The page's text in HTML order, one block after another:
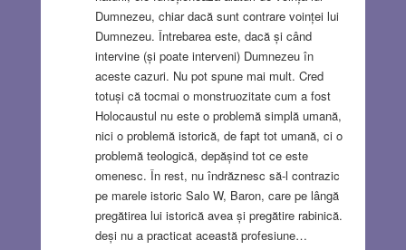
Dumnezeu, chiar dacă sunt contrare voinței lui
Dumnezeu. Întrebarea este, dacă și când
intervine (și poate interveni) Dumnezeu în
aceste cazuri. Nu pot spune mai mult. Cred
totuși că tocmai o monstruozitate cum a fost
Holocaustul nu este o problemă simplă umană,
nici o problemă istorică, de fapt tot umană, ci o
problemă teologică, depășind tot ce este
omenesc. În rest, nu îndrăznesc să-l contrazic
pe marele istoric Salo W, Baron, care pe lângă
pregătirea lui istorică avea și pregătire rabinică.
deși nu a practicat această profesiune…